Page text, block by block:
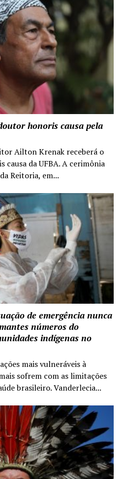
honoris causa pela
Ailton Krenak receberá o
da UFBA. A cerimônia
Reitoria, em...
de emergência nunca
números do
indígenas no
mais vulneráveis à
sofrem com as limitações
brasileiro. Vanderlecia...